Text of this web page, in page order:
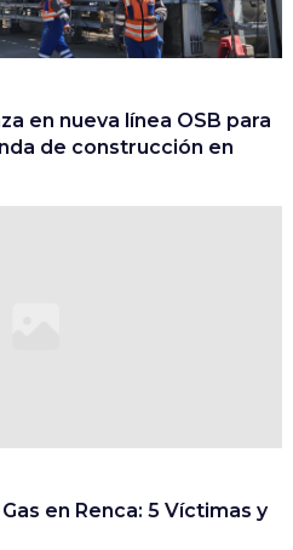
en nueva línea OSB para
de construcción en
en Renca: 5 Víctimas y